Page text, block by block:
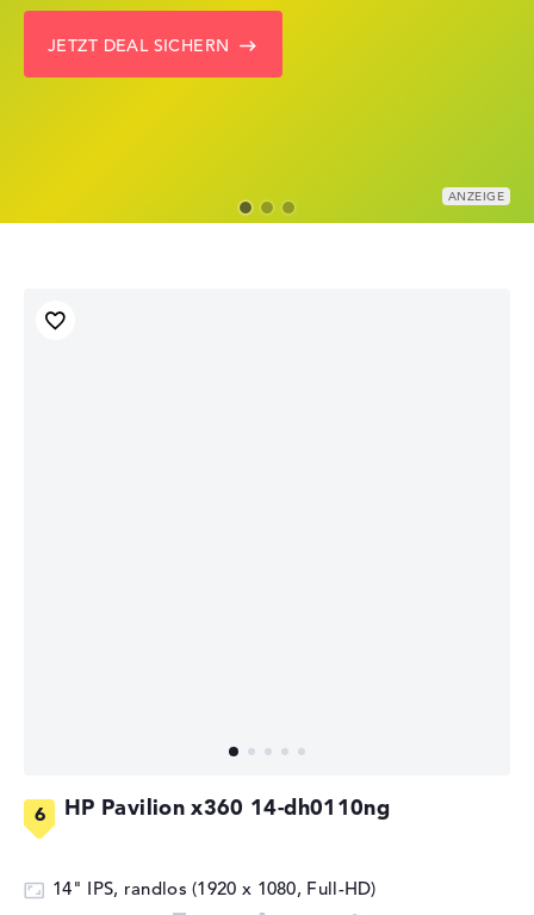
JETZT DEAL SICHERN
ZU DEN HP ANGEBOTEN
HP Pavilion x360 14-dh0110ng
14" IPS, randlos (1920 x 1080, Full-HD)